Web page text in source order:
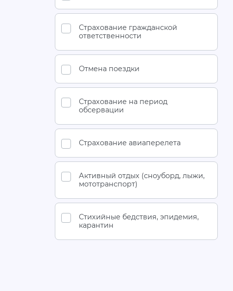
Страхование гражданской
ответственности
Отмена поездки
Страхование на период
обсервации
Страхование авиаперелета
Активный отдых (сноуборд, лыжи,
мототранспорт)
Стихийные бедствия, эпидемия,
карантин